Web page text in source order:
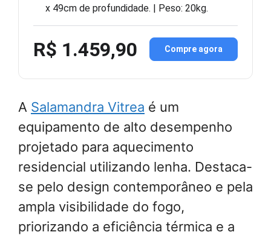
x 49cm de profundidade. | Peso: 20kg.
R$ 1.459,90 Compre agora
A Salamandra Vitrea é um
equipamento de alto desempenho
projetado para aquecimento
residencial utilizando lenha. Destaca-
se pelo design contemporâneo e pela
ampla visibilidade do fogo,
priorizando a eficiência térmica e a